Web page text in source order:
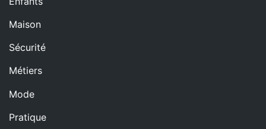
Maison
Sécurité
Métiers
Mode
Pratique